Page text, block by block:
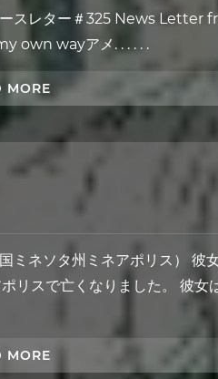
スレター＃325 News Letter
own wayアメ. . . . . .
MORE
ミネソタ州ミネアポリス） 彼
リスで亡くなりました。 彼女
MORE